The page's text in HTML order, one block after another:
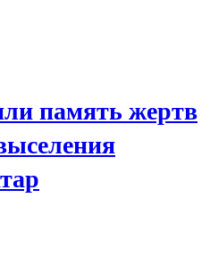
память жертв